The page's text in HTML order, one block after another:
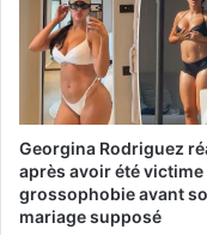
Georgina Rodriguez
après avoir été victime
grossophobie avant
mariage supposé